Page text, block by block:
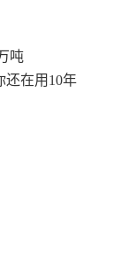
吨
还在用10年